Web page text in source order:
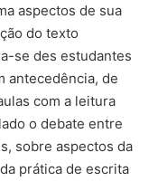
aspectos de sua
do texto
se des estudantes
antecedência, de
com a leitura
o debate entre
sobre aspectos da
prática de escrita